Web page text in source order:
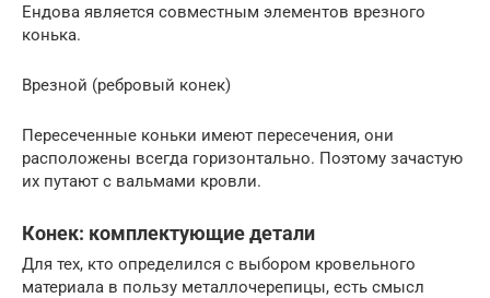
Ендова является совместным элементов врезного
конька.
Врезной (ребровый конек)
Пересеченные коньки имеют пересечения, они
расположены всегда горизонтально. Поэтому зачастую
их путают с вальмами кровли.
Конек: комплектующие детали
Для тех, кто определился с выбором кровельного
материала в пользу металлочерепицы, есть смысл